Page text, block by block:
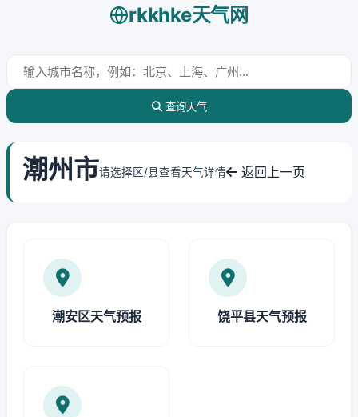
rkkhke天气网
查询天气
潮州市请选择区/县查看天气详情 返回上一页
潮安区天气预报 饶平县天气预报